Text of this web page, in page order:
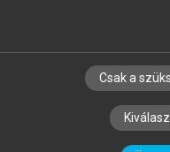
SZERZŐKNEK
SZERKESZTÉSI
Csak a